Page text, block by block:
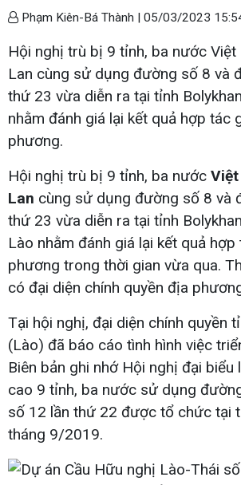
Phạm Kiên-Bá Thành | 05/03/2023
Hội nghị trù bị 9 tỉnh, ba nước
Lan cùng sử dụng đường số 8 và
thứ 23 vừa diễn ra tại tỉnh
nhằm đánh giá lại kết quả hợp tác
phương.
Hội nghị trù bị 9 tỉnh, ba nước
Lan cùng sử dụng đường số 8 và
thứ 23 vừa diễn ra tại tỉnh
Lào nhằm đánh giá lại kết quả
phương trong thời gian vừa qua.
có đại diện chính quyền địa
Tại hội nghị, đại diện chính quyền
(Lào) đã báo cáo tình hình việc
Biên bản ghi nhớ Hội nghị đại biểu
cao 9 tỉnh, ba nước sử dụng
số 12 lần thứ 22 được tổ chức tại
tháng 9/2019.